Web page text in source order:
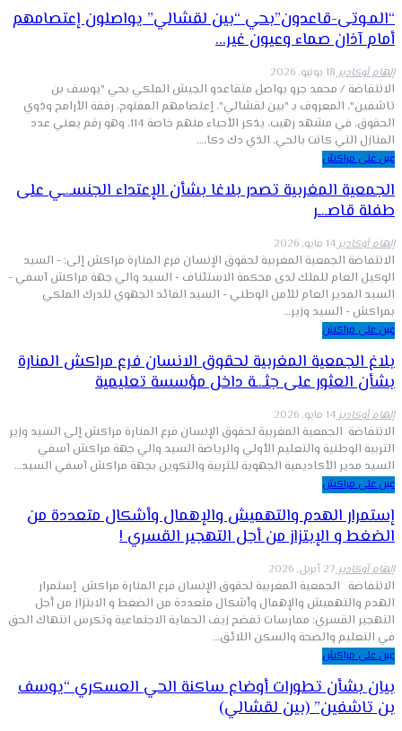
“المـوتى-قاعدون”بحي “بين لقشالي” يواصلون إعتصامهم
أمام آذان صماء وعيون غير…
إلهام أوكادير18 يونيو, 2026
الانتفاضة / محمد جرو يواصل متقاعدو الجيش الملكي بحي "يوسف بن
تاشفين"، المعروف بـ "بين لقشالي"، إعتصامهم المفتوح، رفقة الأرامح وذوي
الحقوق، في مشهد رهيب، يذكر الأحياء منهم خاصة 114، وهو رقم يعني عدد
المنازل التي كانت بالحي، الذي دك دكا،…
عين على مراكش
الجمعية المغربية تصدر بلاغا بشأن الإعتداء الجنسـ.ـي على
طفلة قاصـ.ـر
إلهام أوكادير14 مايو, 2026
الانتفاضة الجمعية المغربية لحقوق الإنسان فرع المنارة مراكش إلى: - السيد
الوكيل العام للملك لدى محكمة الاستئناف - السيد والي جهة مراكش آسفي -
السيد المدير العام للأمن الوطني - السيد القائد الجهوي للدرك الملكي
بمراكش - السيد وزير…
عين على مراكش
بلاغ الجمعية المغربية لحقوق الانسان فرع مراكش المنارة
بشأن العثور على جثـ.ـة داخل مؤسسة تعليمية
إلهام أوكادير14 مايو, 2026
الانتفاضة الجمعية المغربية لحقوق الإنسان فرع المنارة مراكش إلى السيد وزير
التربية الوطنية والتعليم الأولي والرياضة السيد والي جهة مراكش آسفي
السيد مدير الأكاديمية الجهوية للتربية والتكوين بجهة مراكش آسفي السيد…
عين على مراكش
إستمرار الهدم والتهميش والإهمال وأشكال متعددة من
الضغط و الإبتزاز من أجل التهجير القسري !
إلهام أوكادير27 أبريل, 2026
الانتفاضة الجمعية المغربية لحقوق الإنسان فرع المنارة مراكش إستمرار
الهدم والتهميش والإهمال وأشكال متعددة من الضغط و الابتزاز من أجل
التهجير القسري: ممارسات تفضح زيف الحماية الاجتماعية وتكرس انتهاك الحق
في التعليم والصحة والسكن اللائق…
عين على مراكش
بيان بشأن تطورات أوضاع ساكنة الحي العسكري “يوسف
بن تاشفين” (بين لقشالي)